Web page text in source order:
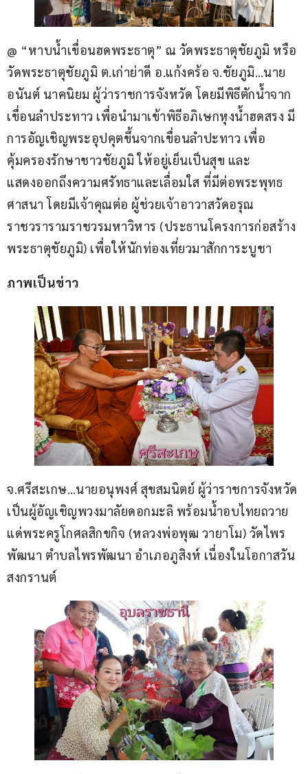
@ “หาบน้ำเขื่อนฮดพระธาตุ” ณ วัดพระธาตุชัยภูมิ หรือ
วัดพระธาตุชัยภูมิ ต.เก่าย่าดี อ.แก้งคร้อ จ.ชัยภูมิ…นาย
อนันต์ นาคนิยม ผู้ว่าราชการจังหวัด โดยมีพิธีตักน้ำจาก
เขื่อนลำประทาว เพื่อนำมาเข้าพิธีอภิเษกหุงน้ำฮดสรง มี
การอัญเชิญพระอุปคุตขึ้นจากเขื่อนลำปะทาว เพื่อ
คุ้มครองรักษาชาวชัยภูมิ ให้อยู่เย็นเป็นสุข และ
แสดงออกถึงความศรัทธาและเลื่อมใส ที่มีต่อพระพุทธ
ศาสนา โดยมีเจ้าคุณต่อ ผู้ช่วยเจ้าอาวาสวัดอรุณ
ราชวรารามราชวรมหาวิหาร (ประธานโครงการก่อสร้าง
พระธาตุชัยภูมิ) เพื่อให้นักท่องเที่ยวมาสักการะบูชา
ภาพเป็นข่าว
จ.ศรีสะเกษ…นายอนุพงศ์ สุขสมนิตย์ ผู้ว่าราชการจังหวัด
เป็นผู้อัญเชิญพวงมาลัยดอกมะลิ พร้อมน้ำอบไทยถวาย
แด่พระครูโกศลสิกขกิจ (หลวงพ่อพุฒ วายาโม) วัดไพร
พัฒนา ตำบลไพรพัฒนา อำเภอภูสิงห์ เนื่องในโอกาสวัน
สงกรานต์